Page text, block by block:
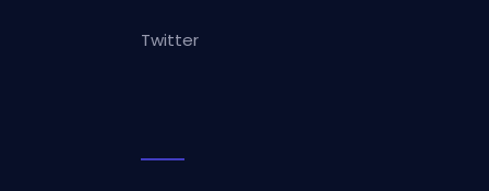
Twitter